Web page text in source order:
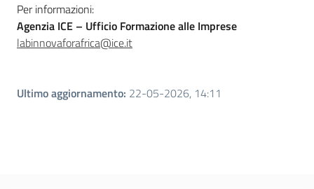
Per informazioni:
Agenzia ICE – Ufficio Formazione alle Imprese
labinnovaforafrica@ice.it
Ultimo aggiornamento: 22-05-2026, 14:11